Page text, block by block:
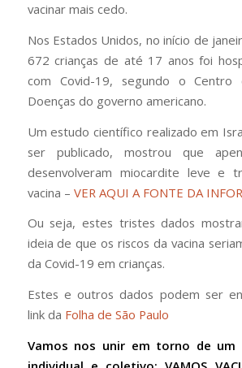
vacinar mais cedo.
Nos Estados Unidos, no início de
672 crianças de até 17 anos foi
com Covid-19, segundo o
Doenças do governo americano.
Um estudo científico realizado em
ser publicado, mostrou que
desenvolveram miocardite leve e
vacina – VER AQUI A FONTE DA
Ou seja, estes tristes dados
ideia de que os riscos da vacina
da Covid-19 em crianças.
Estes e outros dados podem ser
link da Folha de São Paulo
Vamos nos unir em torno de